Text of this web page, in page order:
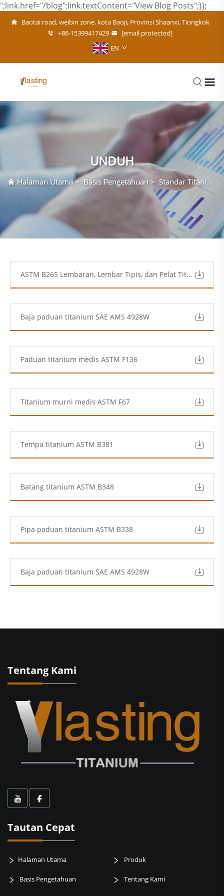
";link.href="/blog";link.textContent="View Blog Posts";});
Baotai road, weibin zone, kota Baoji, Provinsi Shaanxi, Tiongkok
+86-15399417429
[email protected]
EN
UNDUH
Halaman Utama> Basis Pengetahuan > Standar Titanium
ASTM B265 Lembaran, Lembar Tipis, dan Pelat Titanium serta Paduan Titanium.pdf
Baja paduan titanium SAE AMS 4928W
Paduan titanium medis ASTM F136
Titanium murni medis ASTM F67
Tempa titanium ASTM B381
Batang titanium ASTM B348
Pipa paduan titanium ASTM B338
Baja paduan titanium SAE AMS 4928W
Tentang Kami
Tautan Cepat
Halaman Utama Produk
Basis Pengetahuan Tentang Kami